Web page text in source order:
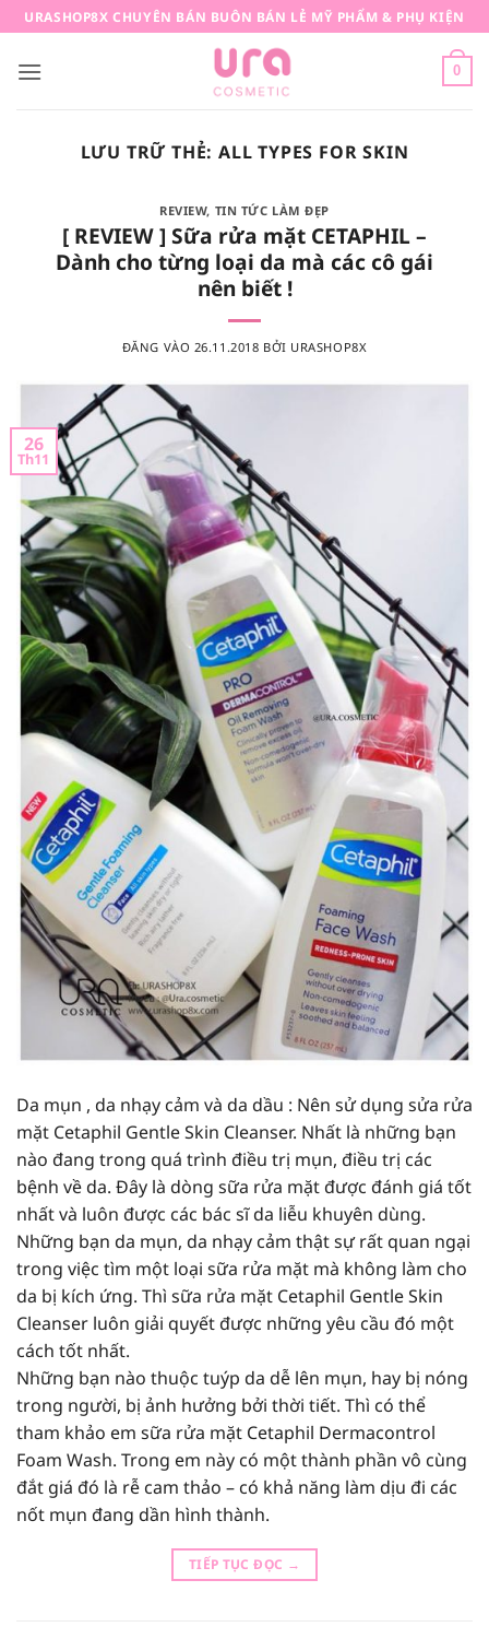
qua
nội
URASHOP8X CHUYÊN BÁN BUÔN BÁN LẺ MỸ PHẨM & PHỤ KIỆN
0
LƯU TRỮ THẺ: ALL TYPES FOR SKIN
REVIEW, TIN TỨC LÀM ĐẸP
[ REVIEW ] Sữa rửa mặt CETAPHIL –
Dành cho từng loại da mà các cô gái
nên biết !
ĐĂNG VÀO 26.11.2018 BỞI URASHOP8X
26
Th11
Da mụn , da nhạy cảm và da dầu : Nên sử dụng sửa rửa
mặt Cetaphil Gentle Skin Cleanser. Nhất là những bạn
nào đang trong quá trình điều trị mụn, điều trị các
bệnh về da. Đây là dòng sữa rửa mặt được đánh giá tốt
nhất và luôn được các bác sĩ da liễu khuyên dùng.
Những bạn da mụn, da nhạy cảm thật sự rất quan ngại
trong việc tìm một loại sữa rửa mặt mà không làm cho
da bị kích ứng. Thì sữa rửa mặt Cetaphil Gentle Skin
Cleanser luôn giải quyết được những yêu cầu đó một
cách tốt nhất.
Những bạn nào thuộc tuýp da dễ lên mụn, hay bị nóng
trong người, bị ảnh hưởng bởi thời tiết. Thì có thể
tham khảo em sữa rửa mặt Cetaphil Dermacontrol
Foam Wash. Trong em này có một thành phần vô cùng
đắt giá đó là rễ cam thảo – có khả năng làm dịu đi các
nốt mụn đang dần hình thành.
TIẾP TỤC ĐỌC →